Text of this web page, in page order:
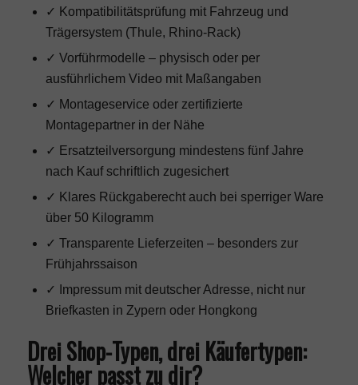
✓ Kompatibilitätsprüfung mit Fahrzeug und
Trägersystem (Thule, Rhino-Rack)
✓ Vorführmodelle – physisch oder per
ausführlichem Video mit Maßangaben
✓ Montageservice oder zertifizierte
Montagepartner in der Nähe
✓ Ersatzteilversorgung mindestens fünf Jahre
nach Kauf schriftlich zugesichert
✓ Klares Rückgaberecht auch bei sperriger Ware
über 50 Kilogramm
✓ Transparente Lieferzeiten – besonders zur
Frühjahrssaison
✓ Impressum mit deutscher Adresse, nicht nur
Briefkasten in Zypern oder Hongkong
Drei Shop-Typen, drei Käufertypen:
Welcher passt zu dir?